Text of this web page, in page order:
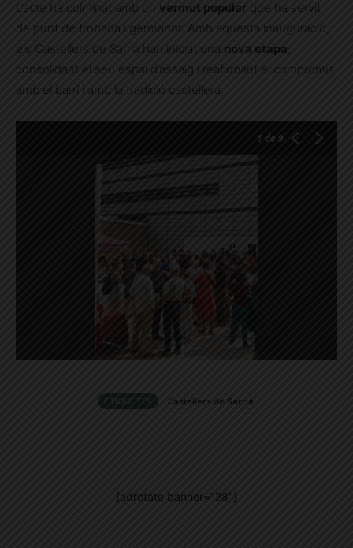
L’acte ha culminat amb un vermut popular que ha servit
de punt de trobada i germanor. Amb aquesta inauguració,
els Castellers de Sarrià han iniciat una nova etapa,
consolidant el seu espai d’assaig i reafirmant el compromís
amb el barri i amb la tradició castellera.
1 de 9
ETIQUETES Castellers de Sarrià
[adrotate banner="28"]